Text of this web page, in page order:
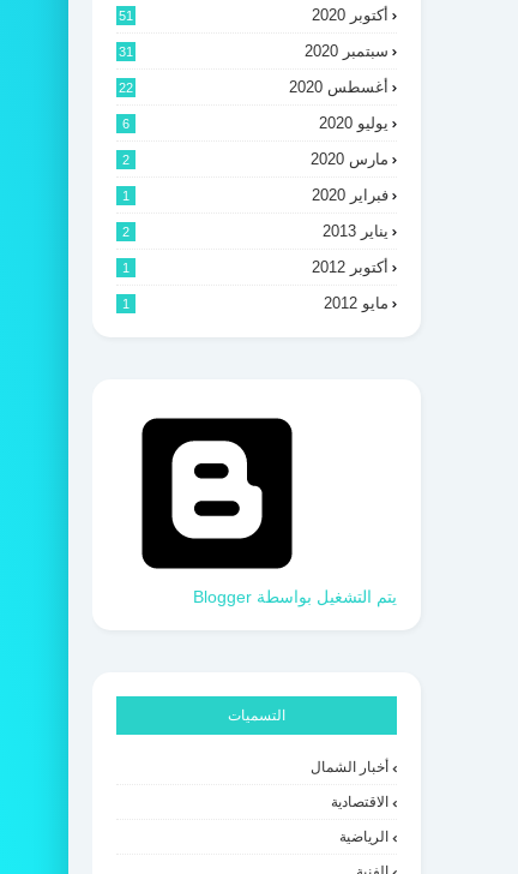
أكتوبر 2020 51
سبتمبر 2020 31
أغسطس 2020 22
يوليو 2020 6
مارس 2020 2
فبراير 2020 1
يناير 2013 2
أكتوبر 2012 1
مايو 2012 1
‏يتم التشغيل بواسطة Blogger
التسميات
أخبار الشمال
الاقتصادية
الرياضية